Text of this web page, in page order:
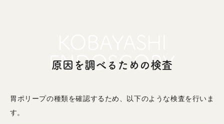
原因を調べるための検査
胃ポリープの種類を確認するため、以下のような検査を行いま
す。